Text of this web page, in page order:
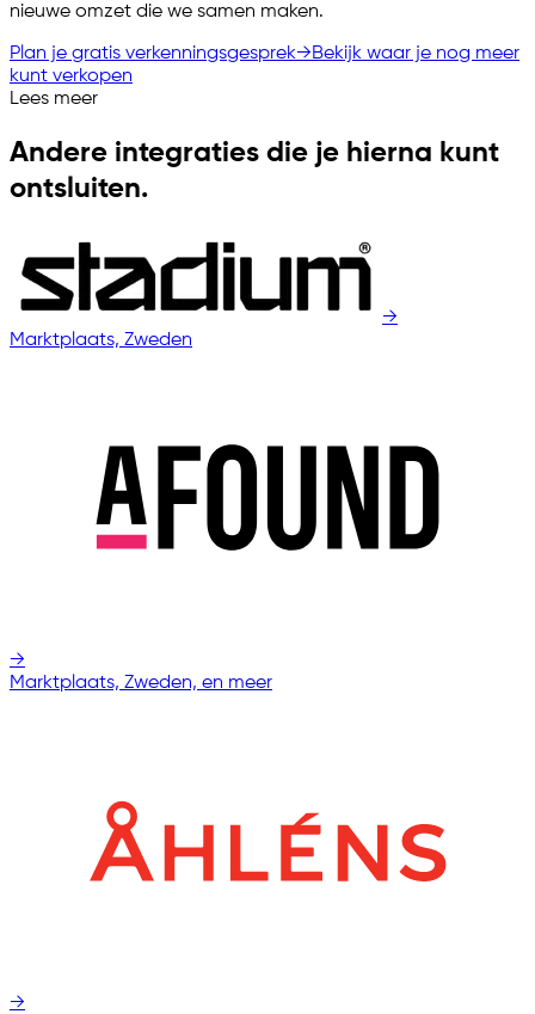
nieuwe omzet die we samen maken.
Plan je gratis verkenningsgesprek→Bekijk waar je nog meer
kunt verkopen
Lees meer
Andere integraties die je hierna kunt
ontsluiten.
→
Marktplaats, Zweden
→
Marktplaats, Zweden, en meer
→